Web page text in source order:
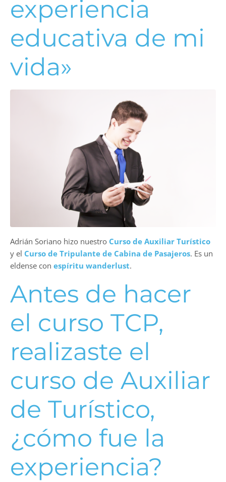
experiencia
educativa de mi
vida»
Adrián Soriano hizo nuestro Curso de Auxiliar Turístico
y el Curso de Tripulante de Cabina de Pasajeros. Es un
eldense con espíritu wanderlust.
Antes de hacer
el curso TCP,
realizaste el
curso de Auxiliar
de Turístico,
¿cómo fue la
experiencia?